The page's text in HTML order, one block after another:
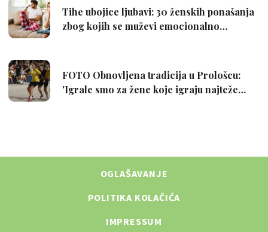
OGLAŠAVANJE
POLITIKA KOLAČIĆA
IMPRESSUM